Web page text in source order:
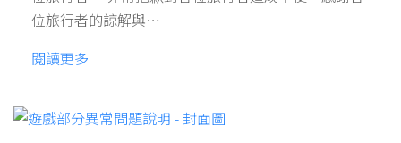
位旅行者的諒解與…
閱讀更多